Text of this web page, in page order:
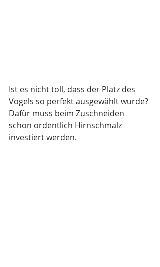
Ist es nicht toll, dass der Platz des
Vogels so perfekt ausgewählt wurde?
Dafür muss beim Zuschneiden
schon ordentlich Hirnschmalz
investiert werden.